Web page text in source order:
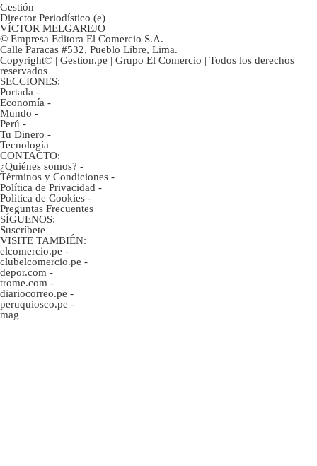
Gestión
Director Periodístico (e)
VÍCTOR MELGAREJO
© Empresa Editora El Comercio S.A.
Calle Paracas #532, Pueblo Libre, Lima.
Copyright© | Gestion.pe | Grupo El Comercio | Todos los derechos
reservados
SECCIONES:
Portada -
Economía -
Mundo -
Perú -
Tu Dinero -
Tecnología
CONTACTO:
¿Quiénes somos? -
Términos y Condiciones -
Política de Privacidad -
Politica de Cookies -
Preguntas Frecuentes
SÍGUENOS:
Suscríbete
VISITE TAMBIÉN:
elcomercio.pe -
clubelcomercio.pe -
depor.com -
trome.com -
diariocorreo.pe -
peruquiosco.pe -
mag